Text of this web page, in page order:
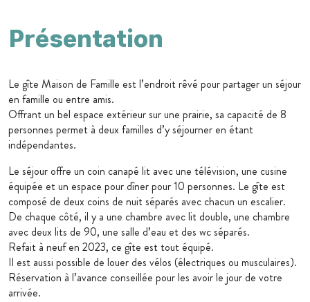
Présentation
Le gîte Maison de Famille est l’endroit rêvé pour partager un séjour
en famille ou entre amis.
Offrant un bel espace extérieur sur une prairie, sa capacité de 8
personnes permet à deux familles d’y séjourner en étant
indépendantes.
Le séjour offre un coin canapé lit avec une télévision, une cusine
équipée et un espace pour dîner pour 10 personnes. Le gîte est
composé de deux coins de nuit séparés avec chacun un escalier.
De chaque côté, il y a une chambre avec lit double, une chambre
avec deux lits de 90, une salle d’eau et des wc séparés.
Refait à neuf en 2023, ce gîte est tout équipé.
Il est aussi possible de louer des vélos (électriques ou musculaires).
Réservation à l’avance conseillée pour les avoir le jour de votre
arrivée.